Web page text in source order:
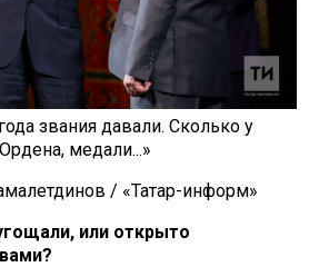
звания давали. Сколько у
медали...»
/ «Татар-информ»
или открыто